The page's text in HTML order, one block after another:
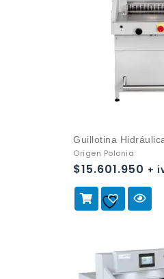
Guillotina
Origen Polonia
$15.601.950 +